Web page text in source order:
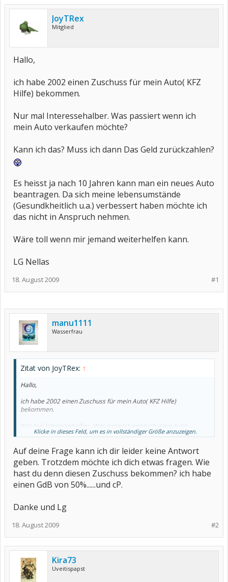
JoyTRex
Mitglied
Hallo,
ich habe 2002 einen Zuschuss für mein Auto( KFZ
Hilfe) bekommen.
Nur mal Interessehalber. Was passiert wenn ich
mein Auto verkaufen möchte?
Kann ich das? Muss ich dann Das Geld zurückzahlen?
Es heisst ja nach 10 Jahren kann man ein neues Auto
beantragen. Da sich meine lebensumstände
(Gesundkheitlich u.a.) verbessert haben möchte ich
das nicht in Anspruch nehmen.
Wäre toll wenn mir jemand weiterhelfen kann.
LG Nellas
#1
18. August 2009
manu1111
Wasserfrau
Zitat von JoyTRex: ↑
Hallo,
ich habe 2002 einen Zuschuss für mein Auto( KFZ Hilfe)
bekommen.
Nur mal Interessehalber. Was passiert wenn ich mein Auto
verkaufen möchte?
Kann ich das? Muss ich dann Das Geld zurückzahlen?
Es heisst ja nach 10 Jahren kann man ein neues Auto beantragen.
Da sich meine lebensumstände (Gesundkheitlich u.a.) verbessert
haben möchte ich das nicht in Anspruch nehmen.
Klicke in dieses Feld, um es in vollständiger Größe anzuzeigen.
Auf deine Frage kann ich dir leider keine Antwort
geben. Trotzdem möchte ich dich etwas fragen. Wie
hast du denn diesen Zuschuss bekommen? ich habe
einen GdB von 50%......und cP.
Danke und Lg
#2
18. August 2009
Kira73
Uveitispapst